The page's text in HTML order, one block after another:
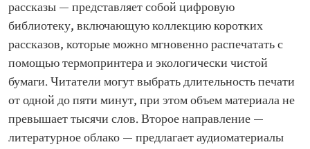
рассказы — представляет собой цифровую
библиотеку, включающую коллекцию коротких
рассказов, которые можно мгновенно распечатать с
помощью термопринтера и экологически чистой
бумаги. Читатели могут выбрать длительность печати
от одной до пяти минут, при этом объем материала не
превышает тысячи слов. Второе направление —
литературное облако — предлагает аудиоматериалы